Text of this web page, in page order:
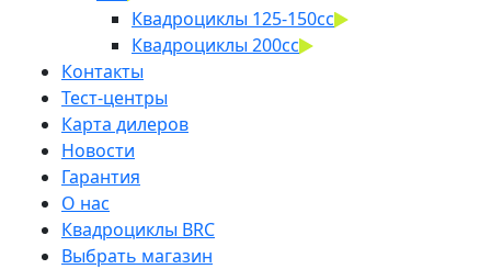
Квадроциклы 125-150cc
Квадроциклы 200сс
Контакты
Тест-центры
Карта дилеров
Новости
Гарантия
О нас
Квадроциклы BRC
Выбрать магазин